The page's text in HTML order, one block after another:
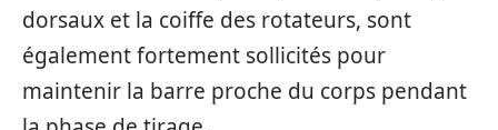
dorsaux et la coiffe des rotateurs, sont
également fortement sollicités pour
maintenir la barre proche du corps pendant